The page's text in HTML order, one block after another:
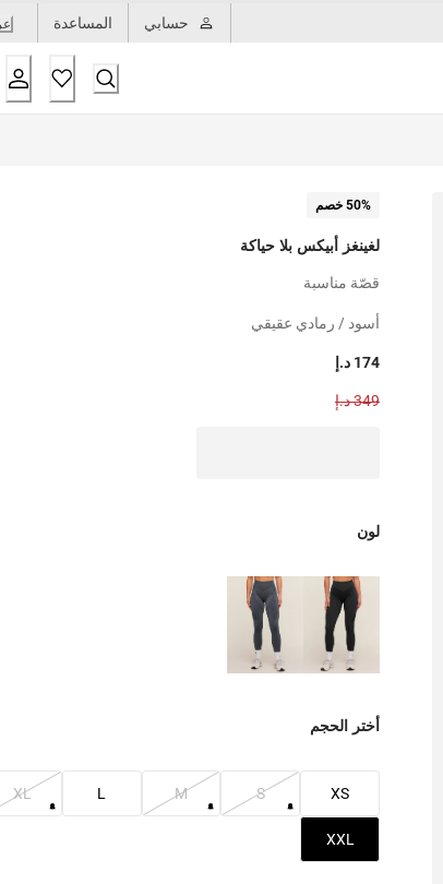
حسابي المساعدة
50% خصم
لغينغز أبيكس بلا حياكة
قصّة مناسبة
أسود / رمادي عقيقي
174 د.إ
349 د.إ
لون
أختر الحجم
XS
S
M
L
XL
XXL